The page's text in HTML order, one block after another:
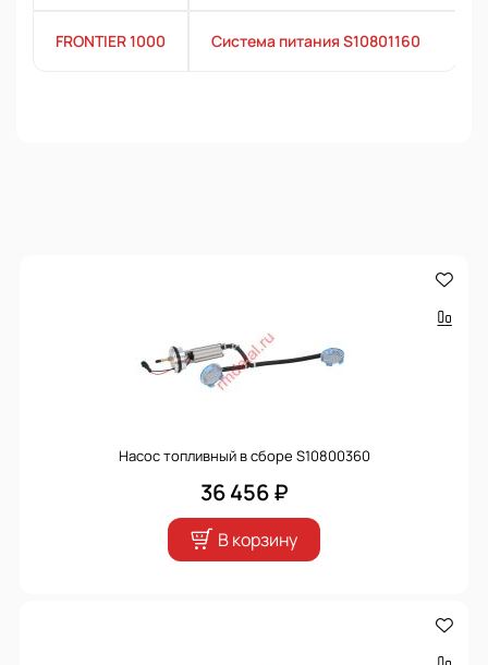
FRONTIER 1000 Система питания S10801160
Насос топливный в сборе S10800360
36 456 ₽
В корзину